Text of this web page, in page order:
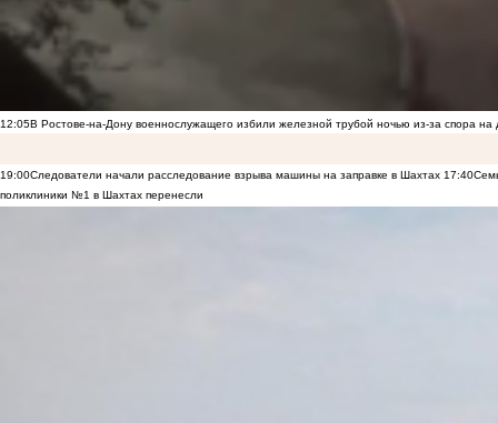
12:05В Ростове-на-Дону военнослужащего избили железной трубой ночью из-за спора на
19:00Следователи начали расследование взрыва машины на заправке в Шахтах 17:40
поликлиники №1 в Шахтах перенесли